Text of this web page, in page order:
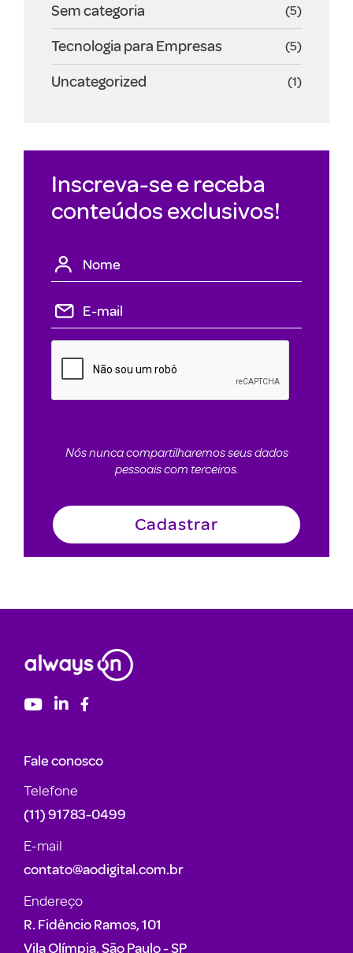
Sem categoria (5)
Tecnologia para Empresas (5)
Uncategorized (1)
Inscreva-se e receba
conteúdos exclusivos!
Nós nunca compartilharemos seus dados
pessoais com terceiros.
Fale conosco
Telefone
(11) 91783-0499
E-mail
contato@aodigital.com.br
Endereço
R. Fidêncio Ramos, 101
Vila Olímpia, São Paulo - SP